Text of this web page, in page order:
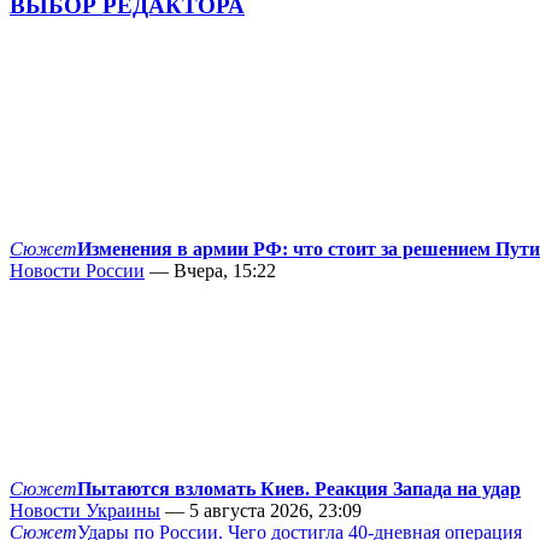
ВЫБОР РЕДАКТОРА
СюжетИзменения в армии РФ: что стоит за решением
Новости России — Вчера, 15:22
СюжетПытаются взломать Киев. Реакция Запада на удар
Новости Украины — 5 августа 2026, 23:09
СюжетУдары по России. Чего достигла 40-дневная операция